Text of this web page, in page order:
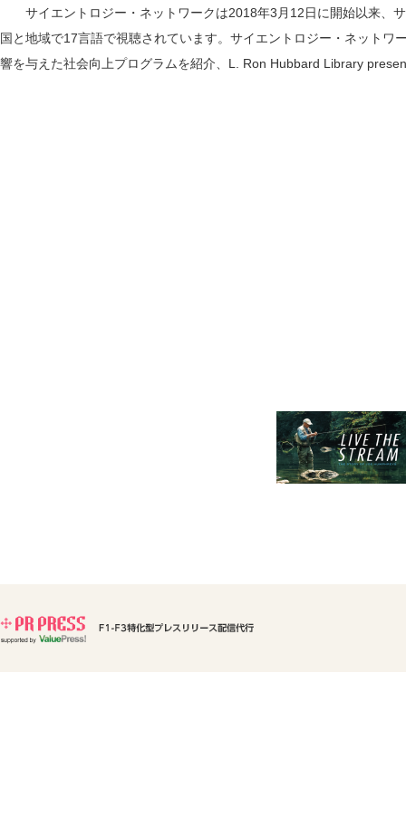
サイエントロジー・ネットワークは2018年3月12日に開始以来、
国と地域で17言語で視聴されています。サイエントロジー・ネットワ
響を与えた社会向上プログラムを紹介、L. Ron Hubbard Library